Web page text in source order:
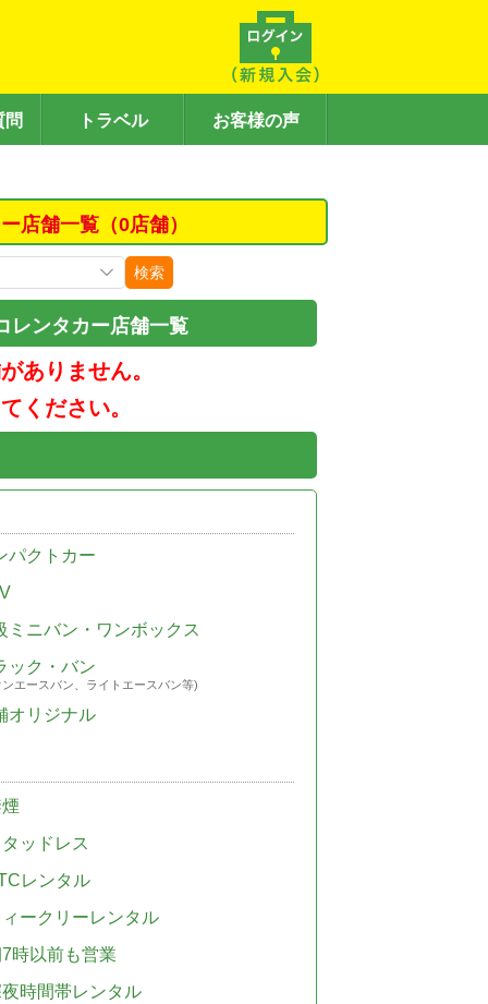
問 トラベル お客様の声
店舗一覧（0店舗）
検索
レンタカー店舗一覧
ありません。
ください。
パクトカー
ミニバン・ワンボックス
ック・バン
エースバン、ライトエースバン等)
オリジナル
ッドレス
レンタル
ークリーレンタル
時以前も営業
時間帯レンタル